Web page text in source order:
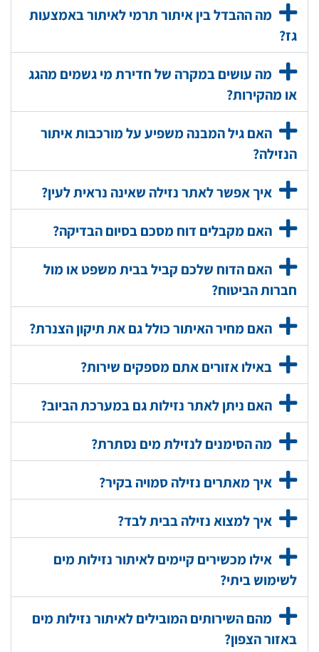
מה ההבדל בין איתור תרמי לאיתור באמצעות
גז?
מה עושים במקרה של חדירת מי גשמים מהגג
או מהקירות?
האם גיל המבנה משפיע על מורכבות איתור
הנזילה?
איך אפשר לאתר נזילה שאינה נראית לעין?
האם מקבלים דוח מסכם בסיום הבדיקה?
האם הדוח שלכם קביל בבית משפט או מול
חברות הביטוח?
האם מחיר האיתור כולל גם את תיקון הצנרת?
באילו אזורים אתם מספקים שירות?
האם ניתן לאתר נזילות גם במערכת הביוב?
מה הסימנים לנזילת מים נסתרת?
איך מאתרים נזילה סמויה בקיר?
איך למצוא נזילה בבית לבד?
אילו מכשירים קיימים לאיתור נזילות מים
לשימוש ביתי?
מהם השירותים המובילים לאיתור נזילות מים
באזור הצפון?